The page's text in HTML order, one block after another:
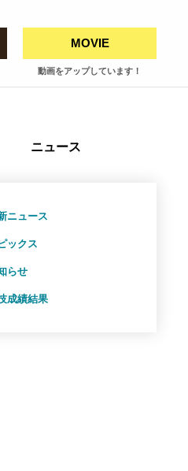
MOVIE
動画をアップしています！
ニュース
ニュース
ックス
らせ
成績結果